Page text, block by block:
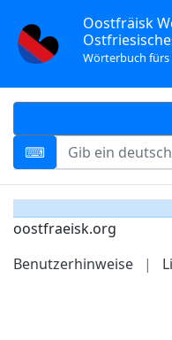
Oostfräisk
Wörterbuch fürs
oostfraeisk.org
Benutzerhinweise
|